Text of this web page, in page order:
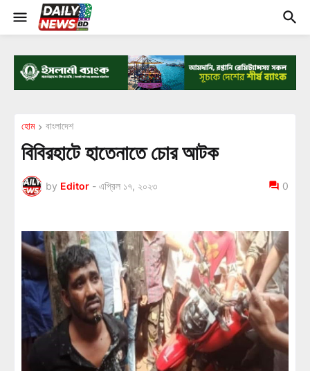
হোম বাংলাদেশ
বিবিরহাটে হাতেনাতে চোর আটক
by Editor - এপ্রিল ১৭, ২০২৩ 0